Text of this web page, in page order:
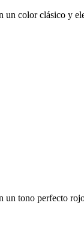
un color clásico y
un tono perfecto